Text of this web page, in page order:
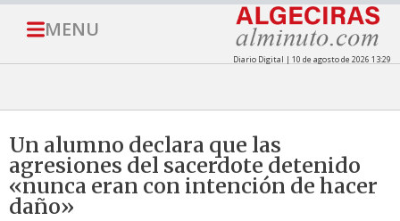
MENU
Diario Digital | 10 de agosto de 2026 13:29
Un alumno declara que las
agresiones del sacerdote detenido
«nunca eran con intención de hacer
daño»